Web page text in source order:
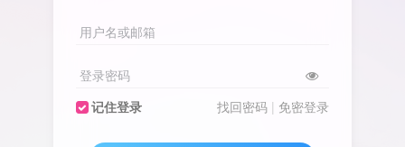
用户名或邮箱
登录密码
记住登录
找回密码 | 免密登录